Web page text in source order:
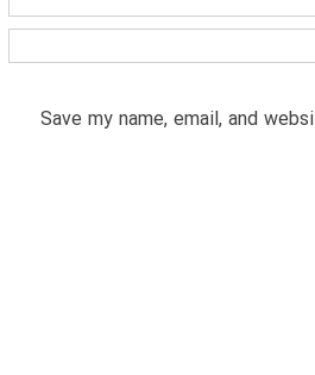
Save my name, email, and